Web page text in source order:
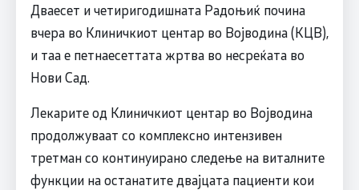
Дваесет и четиригодишната Радоњиќ почина
вчера во Клиничкиот центар во Војводина (КЦВ),
и таа е петнаесеттата жртва во несреќата во
Нови Сад.
Лекарите од Клиничкиот центар во Војводина
продолжуваат со комплексно интензивен
третман со континуирано следење на виталните
функции на останатите двајцата пациенти кои